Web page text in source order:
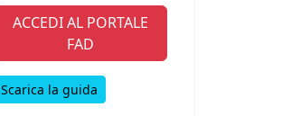
ACCEDI AL PORTALE
FAD
Scarica la guida